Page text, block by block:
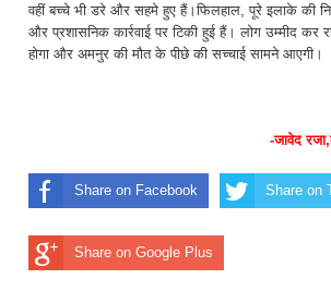
वहीं बच्चे भी डरे और सहमे हुए हैं।फिलहाल, पूरे इलाके की
और प्रशासनिक कार्रवाई पर टिकी हुई हैं। लोग उम्मीद कर
होगा और अमनुर की मौत के पीछे की सच्चाई सामने आएगी।
-जावेद
Share on Facebook Share on
Share on Google Plus